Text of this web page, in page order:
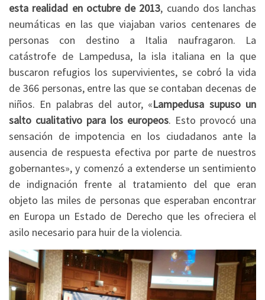
esta realidad en octubre de 2013, cuando dos lanchas
neumáticas en las que viajaban varios centenares de
personas con destino a Italia naufragaron. La
catástrofe de Lampedusa, la isla italiana en la que
buscaron refugios los supervivientes, se cobró la vida
de 366 personas, entre las que se contaban decenas de
niños. En palabras del autor, «Lampedusa supuso un
salto cualitativo para los europeos. Esto provocó una
sensación de impotencia en los ciudadanos ante la
ausencia de respuesta efectiva por parte de nuestros
gobernantes», y comenzó a extenderse un sentimiento
de indignación frente al tratamiento del que eran
objeto las miles de personas que esperaban encontrar
en Europa un Estado de Derecho que les ofreciera el
asilo necesario para huir de la violencia.